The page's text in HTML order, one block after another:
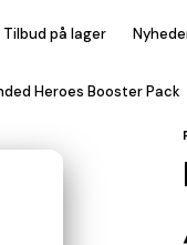
Tilbud på lager
Heroes Booster Pack